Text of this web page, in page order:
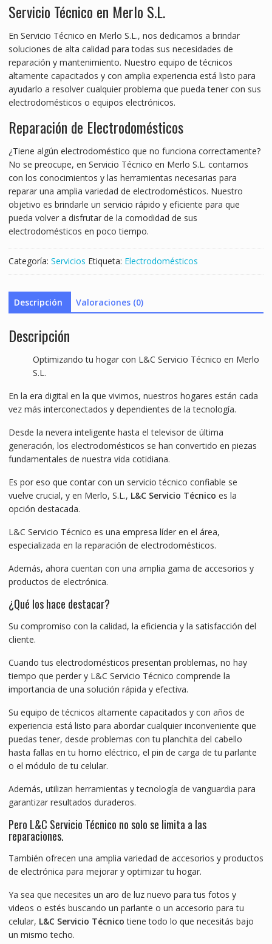
Servicio Técnico en Merlo S.L.
En Servicio Técnico en Merlo S.L., nos dedicamos a brindar
soluciones de alta calidad para todas sus necesidades de
reparación y mantenimiento. Nuestro equipo de técnicos
altamente capacitados y con amplia experiencia está listo para
ayudarlo a resolver cualquier problema que pueda tener con sus
electrodomésticos o equipos electrónicos.
Reparación de Electrodomésticos
¿Tiene algún electrodoméstico que no funciona correctamente?
No se preocupe, en Servicio Técnico en Merlo S.L. contamos
con los conocimientos y las herramientas necesarias para
reparar una amplia variedad de electrodomésticos. Nuestro
objetivo es brindarle un servicio rápido y eficiente para que
pueda volver a disfrutar de la comodidad de sus
electrodomésticos en poco tiempo.
Categoría: Servicios Etiqueta: Electrodomésticos
Descripción Valoraciones (0)
Descripción
Optimizando tu hogar con L&C Servicio Técnico en Merlo
S.L.
En la era digital en la que vivimos, nuestros hogares están cada
vez más interconectados y dependientes de la tecnología.
Desde la nevera inteligente hasta el televisor de última
generación, los electrodomésticos se han convertido en piezas
fundamentales de nuestra vida cotidiana.
Es por eso que contar con un servicio técnico confiable se
vuelve crucial, y en Merlo, S.L., L&C Servicio Técnico es la
opción destacada.
L&C Servicio Técnico es una empresa líder en el área,
especializada en la reparación de electrodomésticos.
Además, ahora cuentan con una amplia gama de accesorios y
productos de electrónica.
¿Qué los hace destacar?
Su compromiso con la calidad, la eficiencia y la satisfacción del
cliente.
Cuando tus electrodomésticos presentan problemas, no hay
tiempo que perder y L&C Servicio Técnico comprende la
importancia de una solución rápida y efectiva.
Su equipo de técnicos altamente capacitados y con años de
experiencia está listo para abordar cualquier inconveniente que
puedas tener, desde problemas con tu planchita del cabello
hasta fallas en tu horno eléctrico, el pin de carga de tu parlante
o el módulo de tu celular.
Además, utilizan herramientas y tecnología de vanguardia para
garantizar resultados duraderos.
Pero L&C Servicio Técnico no solo se limita a las
reparaciones.
También ofrecen una amplia variedad de accesorios y productos
de electrónica para mejorar y optimizar tu hogar.
Ya sea que necesites un aro de luz nuevo para tus fotos y
videos o estés buscando un parlante o un accesorio para tu
celular, L&C Servicio Técnico tiene todo lo que necesitás bajo
un mismo techo.